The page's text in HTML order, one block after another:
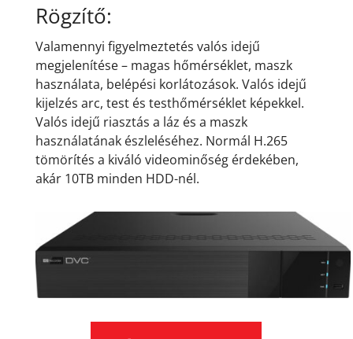
Rögzítő:
Valamennyi figyelmeztetés valós idejű
megjelenítése – magas hőmérséklet, maszk
használata, belépési korlátozások. Valós idejű
kijelzés arc, test és testhőmérséklet képekkel.
Valós idejű riasztás a láz és a maszk
használatának észleléséhez. Normál H.265
tömörítés a kiváló videominőség érdekében,
akár 10TB minden HDD-nél.